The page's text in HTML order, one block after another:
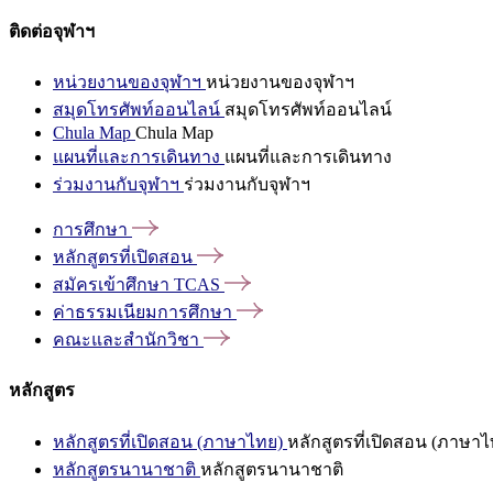
ติดต่อจุฬาฯ
หน่วยงานของจุฬาฯ หน่วยงานของจุฬาฯ
สมุดโทรศัพท์ออนไลน์ สมุดโทรศัพท์ออนไลน์
Chula Map Chula Map
แผนที่และการเดินทาง แผนที่และการเดินทาง
ร่วมงานกับจุฬาฯ ร่วมงานกับจุฬาฯ
การศึกษา
หลักสูตรที่เปิดสอน
สมัครเข้าศึกษา TCAS
ค่าธรรมเนียมการศึกษา
คณะและสำนักวิชา
หลักสูตร
หลักสูตรที่เปิดสอน (ภาษาไทย) หลักสูตรที่เปิดสอน (ภาษาไ
หลักสูตรนานาชาติ หลักสูตรนานาชาติ